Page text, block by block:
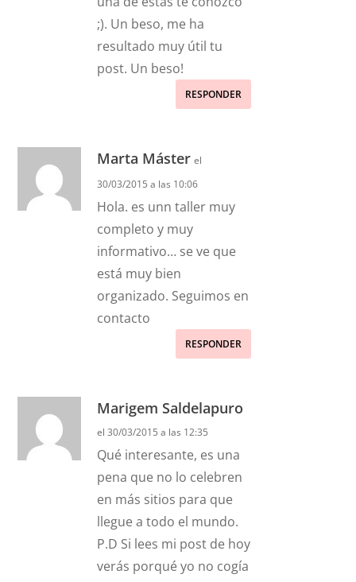
;). Un beso, me ha
resultado muy útil tu
post. Un beso!
RESPONDER
Marta Máster el
30/03/2015 a las 10:06
Hola. es unn taller muy
completo y muy
informativo… se ve que
está muy bien
organizado. Seguimos en
contacto
RESPONDER
Marigem Saldelapuro
el 30/03/2015 a las 12:35
Qué interesante, es una
pena que no lo celebren
en más sitios para que
llegue a todo el mundo.
P.D Si lees mi post de hoy
verás porqué yo no cogía